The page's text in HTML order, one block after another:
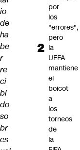
io
de
ha
be
r
re
ci
bi
do
so
br
es
por
los
"errores",
pero
la
UEFA
mantiene
el
boicot
a
los
torneos
de
la